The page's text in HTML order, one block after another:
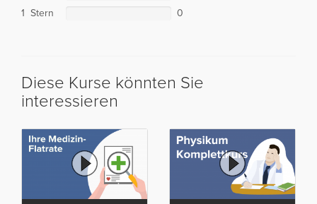
1 Stern
0
Diese Kurse könnten Sie
interessieren